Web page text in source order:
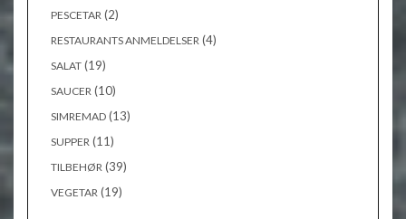
PESCETAR (2)
RESTAURANTS ANMELDELSER (4)
SALAT (19)
SAUCER (10)
SIMREMAD (13)
SUPPER (11)
TILBEHØR (39)
VEGETAR (19)